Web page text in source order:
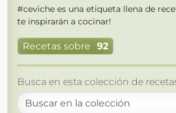
#ceviche es una etiqueta llena de
te inspirarán a cocinar!
Recetas sobre 92
Busca en esta colección de